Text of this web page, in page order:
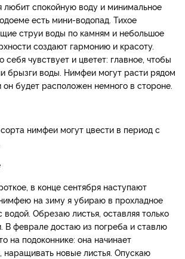
любит спокойную воду и минимальное
есть мини-водопад. Тихое
струи воды по камням и небольшое
создают гармонию и красоту.
чувствует и цветет: главное, чтобы
брызги воды. Нимфеи могут расти рядом
будет расположен немного в стороне.
нимфеи могут цвести в период с
в конце сентября наступают
на зиму я убираю в прохладное
водой. Обрезаю листья, оставляя только
В феврале достаю из погреба и ставлю
на подоконнике: она начинает
наращивать новые листья. Опускаю